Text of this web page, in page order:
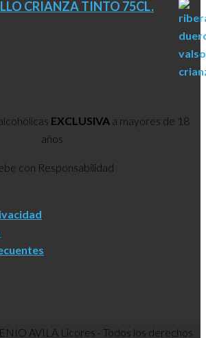
CRIANZA TINTO 75CL.
EXCLUSIVA a mayores de 18
años
con Responsabilidad
AVILA Licores - Todos los derechos